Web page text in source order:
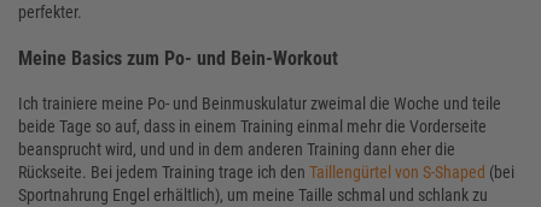
perfekter.
Meine Basics zum Po- und Bein-Workout
Ich trainiere meine Po- und Beinmuskulatur zweimal die Woche und teile
beide Tage so auf, dass in einem Training einmal mehr die Vorderseite
beansprucht wird, und und in dem anderen Training dann eher die
Rückseite. Bei jedem Training trage ich den Taillengürtel von S-Shaped (bei
Sportnahrung Engel erhältlich), um meine Taille schmal und schlank zu